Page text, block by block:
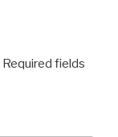
Required fields